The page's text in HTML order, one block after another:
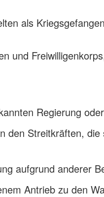
als
und
Regierung
den Streitkräften,
aufgrund anderer
Antrieb zu den